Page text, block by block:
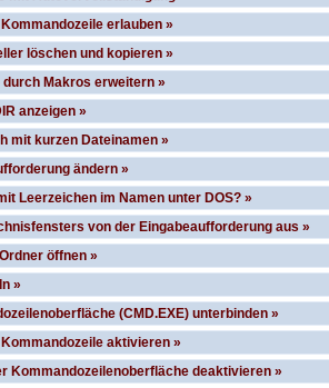
erlauben »
löschen und kopieren »
Makros erweitern »
anzeigen »
mit kurzen Dateinamen »
ändern »
Leerzeichen im Namen unter DOS? »
von der Eingabeaufforderung aus »
öffnen »
»
(CMD.EXE) unterbinden »
aktivieren »
Kommandozeilenoberfläche deaktivieren »